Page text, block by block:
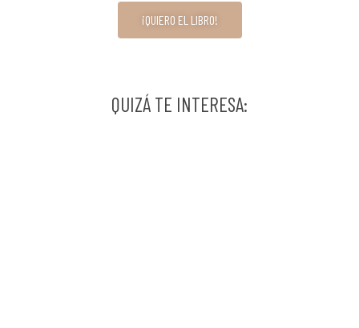
¡QUIERO EL LIBRO!
QUIZÁ TE INTERESA: